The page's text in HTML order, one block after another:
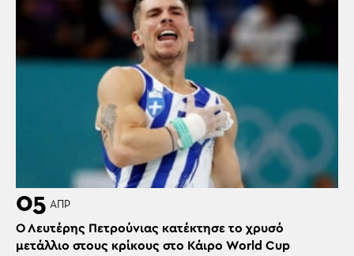
05 ΑΠΡ
Ο Λευτέρης Πετρούνιας κατέκτησε το χρυσό
μετάλλιο στους κρίκους στο Κάιρο World Cup